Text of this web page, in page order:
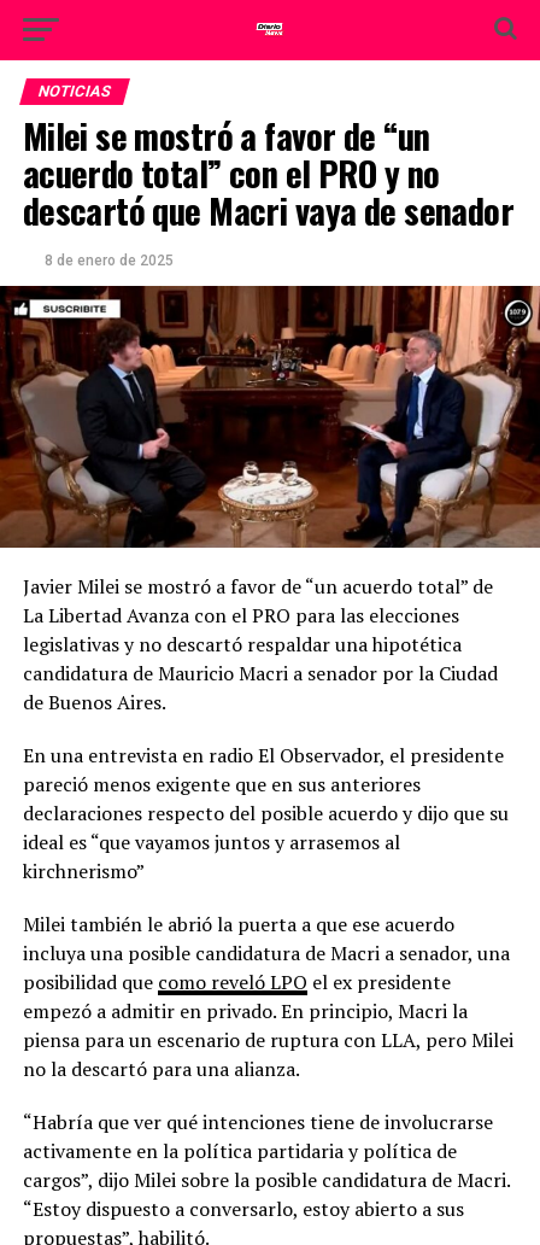
NOTICIAS
Milei se mostró a favor de “un
acuerdo total” con el PRO y no
descartó que Macri vaya de senador
8 de enero de 2025
Javier Milei se mostró a favor de “un acuerdo total” de
La Libertad Avanza con el PRO para las elecciones
legislativas y no descartó respaldar una hipotética
candidatura de Mauricio Macri a senador por la Ciudad
de Buenos Aires.
En una entrevista en radio El Observador, el presidente
pareció menos exigente que en sus anteriores
declaraciones respecto del posible acuerdo y dijo que su
ideal es “que vayamos juntos y arrasemos al
kirchnerismo”
Milei también le abrió la puerta a que ese acuerdo
incluya una posible candidatura de Macri a senador, una
posibilidad que como reveló LPO el ex presidente
empezó a admitir en privado. En principio, Macri la
piensa para un escenario de ruptura con LLA, pero Milei
no la descartó para una alianza.
“Habría que ver qué intenciones tiene de involucrarse
activamente en la política partidaria y política de
cargos”, dijo Milei sobre la posible candidatura de Macri.
“Estoy dispuesto a conversarlo, estoy abierto a sus
propuestas”, habilitó.